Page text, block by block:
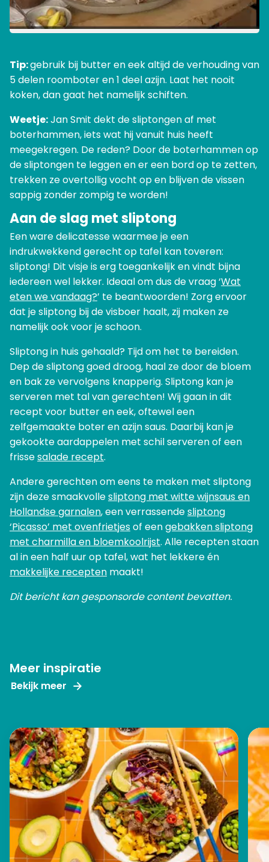
Tip:gebruik bij butter en eek altijd de verhouding van
5 delen roomboter en 1 deel azijn. Laat het nooit
koken, dan gaat het namelijk schiften.
Weetje:Jan Smit dekt de sliptongen af met
boterhammen, iets wat hij vanuit huis heeft
meegekregen. De reden? Door de boterhammen op
de sliptongen te leggen en er een bord op te zetten,
trekken ze overtollig vocht op en blijven de vissen
sappig zonder zompig te worden!
Aan de slag met sliptong
Een ware delicatesse waarmee je een
indrukwekkend gerecht op tafel kan toveren:
sliptong! Dit visje is erg toegankelijk en vindt bijna
iedereen wel lekker. Ideaal om dus de vraag ‘Wat
eten we vandaag?’ te beantwoorden! Zorg ervoor
dat je sliptong bij de visboer haalt, zij maken ze
namelijk ook voor je schoon.
Sliptong in huis gehaald? Tijd om het te bereiden.
Dep de sliptong goed droog, haal ze door de bloem
en bak ze vervolgens knapperig. Sliptong kan je
serveren met tal van gerechten! Wij gaan in dit
recept voor butter en eek, oftewel een
zelfgemaakte boter en azijn saus. Daarbij kan je
gekookte aardappelen met schil serveren of een
frissesalade recept.
Andere gerechten om eens te maken met sliptong
zijn deze smaakvollesliptong met witte wijnsaus en
Hollandse garnalen, een verrassendesliptong
‘Picasso’ met ovenfrietjesof eengebakken sliptong
met charmilla en bloemkoolrijst. Alle recepten staan
al in een half uur op tafel, wat het lekkere én
makkelijke recepten maakt!
Dit bericht kan gesponsorde content bevatten.
Meer inspiratie
Bekijk meer